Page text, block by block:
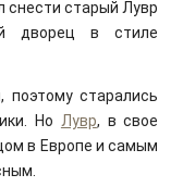
снести старый Лувр
дворец в стиле
старались
Но Лувр, в свое
в Европе и самым